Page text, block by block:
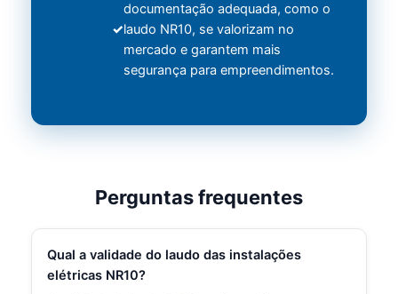
documentação adequada, como o
laudo NR10, se valorizam no
mercado e garantem mais
segurança para empreendimentos.
Perguntas frequentes
Qual a validade do laudo das instalações
elétricas NR10?